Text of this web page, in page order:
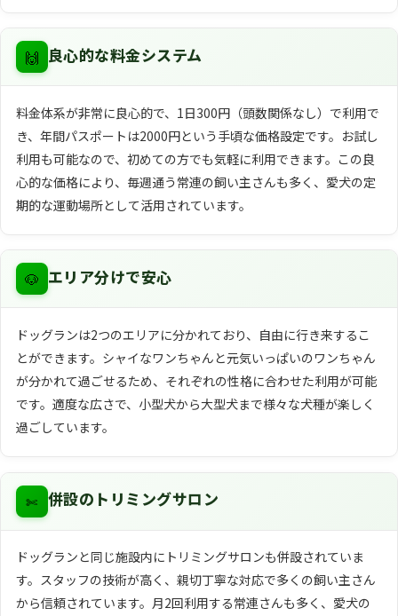
🙌 良心的な料金システム
料金体系が非常に良心的で、1日300円（頭数関係なし）で利用で
き、年間パスポートは2000円という手頃な価格設定です。お試し
利用も可能なので、初めての方でも気軽に利用できます。この良
心的な価格により、毎週通う常連の飼い主さんも多く、愛犬の定
期的な運動場所として活用されています。
🐶 エリア分けで安心
ドッグランは2つのエリアに分かれており、自由に行き来するこ
とができます。シャイなワンちゃんと元気いっぱいのワンちゃん
が分かれて過ごせるため、それぞれの性格に合わせた利用が可能
です。適度な広さで、小型犬から大型犬まで様々な犬種が楽しく
過ごしています。
✄ 併設のトリミングサロン
ドッグランと同じ施設内にトリミングサロンも併設されていま
す。スタッフの技術が高く、親切丁寧な対応で多くの飼い主さん
から信頼されています。月2回利用する常連さんも多く、愛犬の